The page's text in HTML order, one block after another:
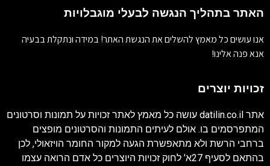
האתר בתהליך הנגשה לבעלי מוגבלויות
אנו עושים כל מאמץ להשלים את הנגשת האתר! במידה ונתקלת בבעיה
אנא פנה אלינו!
זכויות יוצרים
אתר datilin.co.il עושה כל מאמץ לאתר זכויות על תמונות וסרטונים
המתפרסמים בו. אולם לעיתים התמונות והסרטונים מופצים
ברחבי הרשת ולא מתאפשרת הגעה למקור החומר הויזאולי, לכן
בהתאם לסעיף 27א' לחוק זכויות היוצרים כל אדם הרואה עצמו